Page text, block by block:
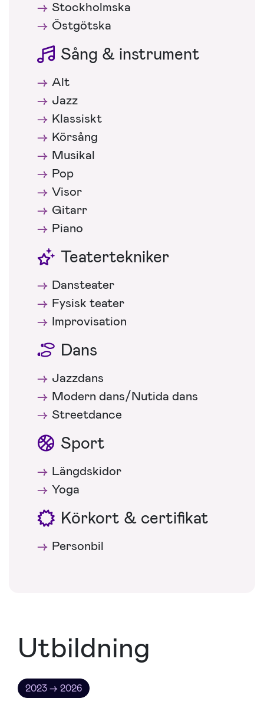
Stockholmska
Östgötska
Sång & instrument
Alt
Jazz
Klassiskt
Körsång
Musikal
Pop
Visor
Gitarr
Piano
Teatertekniker
Dansteater
Fysisk teater
Improvisation
Dans
Jazzdans
Modern dans/Nutida dans
Streetdance
Sport
Längdskidor
Yoga
Körkort & certifikat
Personbil
Utbildning
2023 → 2026